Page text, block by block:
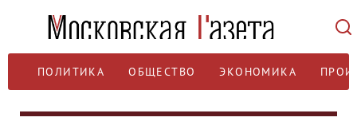
ПОЛИТИКА ОБЩЕСТВО ЭКОНОМИКА